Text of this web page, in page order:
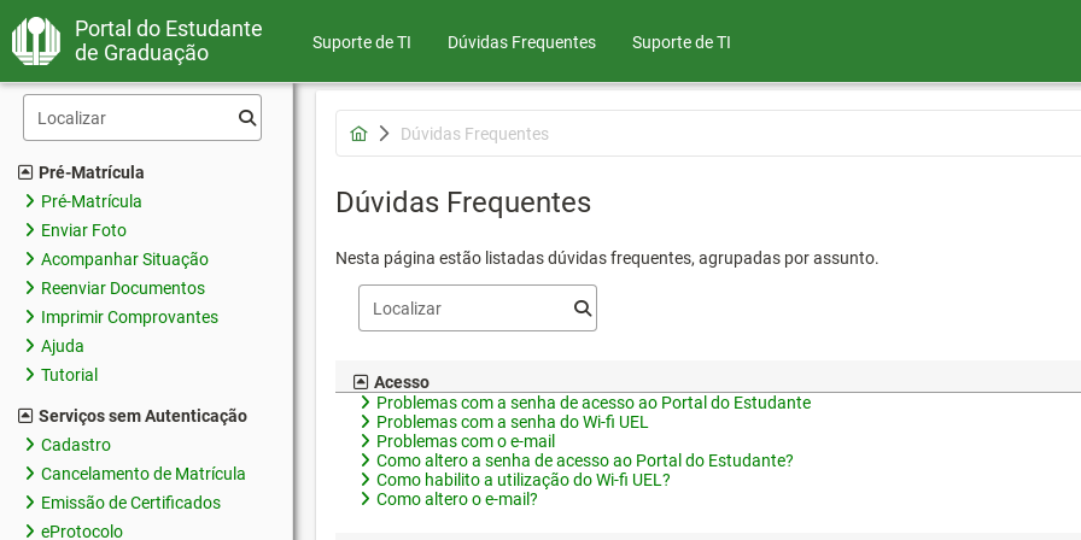
Portal do Estudante
de Graduação
Suporte de TI Dúvidas Frequentes Suporte de TI
Pré-Matrícula
Pré-Matrícula
Enviar Foto
Acompanhar Situação
Reenviar Documentos
Imprimir Comprovantes
Ajuda
Tutorial
Serviços sem Autenticação
Cadastro
Cancelamento de Matrícula
Emissão de Certificados
eProtocolo
Dúvidas Frequentes
Dúvidas Frequentes
Nesta página estão listadas dúvidas frequentes, agrupadas por assunto.
Acesso
Problemas com a senha de acesso ao Portal do Estudante
Problemas com a senha do Wi-fi UEL
Problemas com o e-mail
Como altero a senha de acesso ao Portal do Estudante?
Como habilito a utilização do Wi-fi UEL?
Como altero o e-mail?